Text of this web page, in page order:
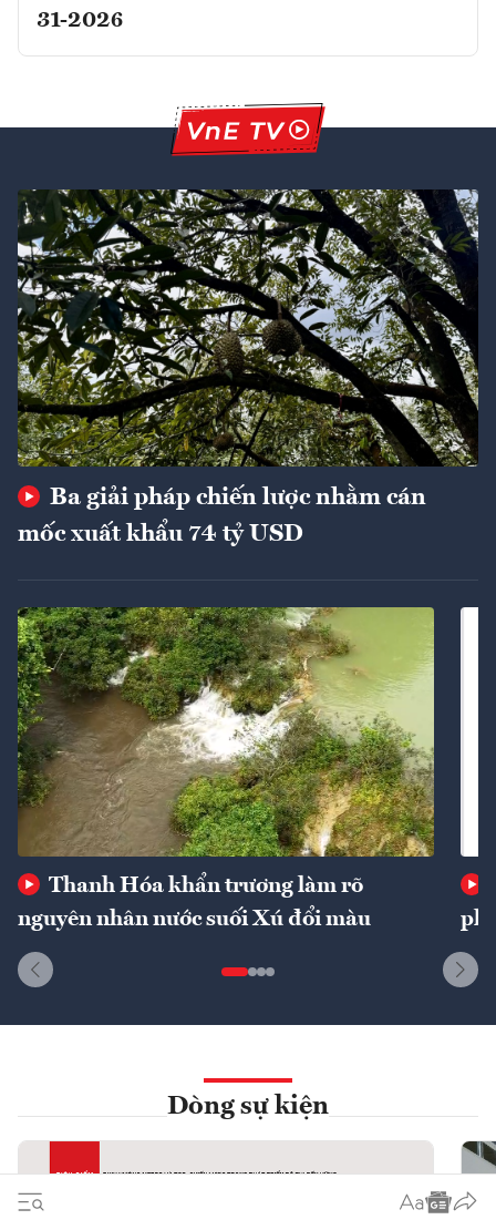
31-2026
Ba giải pháp chiến lược nhằm cán
mốc xuất khẩu 74 tỷ USD
Thanh Hóa khẩn trương làm rõ
nguyên nhân nước suối Xú đổi màu
phí
Dòng sự kiện